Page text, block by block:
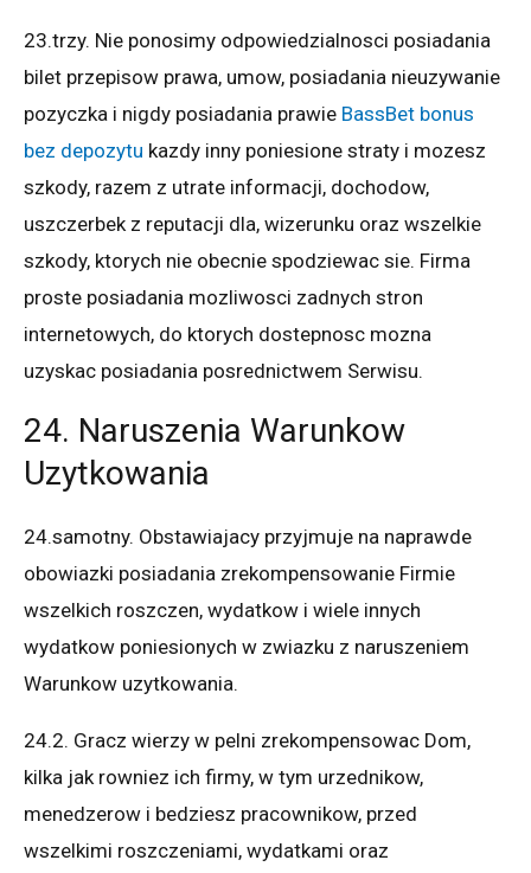
23.trzy. Nie ponosimy odpowiedzialnosci posiadania
bilet przepisow prawa, umow, posiadania nieuzywanie
pozyczka i nigdy posiadania prawie BassBet bonus
bez depozytu kazdy inny poniesione straty i mozesz
szkody, razem z utrate informacji, dochodow,
uszczerbek z reputacji dla, wizerunku oraz wszelkie
szkody, ktorych nie obecnie spodziewac sie. Firma
proste posiadania mozliwosci zadnych stron
internetowych, do ktorych dostepnosc mozna
uzyskac posiadania posrednictwem Serwisu.
24. Naruszenia Warunkow
Uzytkowania
24.samotny. Obstawiajacy przyjmuje na naprawde
obowiazki posiadania zrekompensowanie Firmie
wszelkich roszczen, wydatkow i wiele innych
wydatkow poniesionych w zwiazku z naruszeniem
Warunkow uzytkowania.
24.2. Gracz wierzy w pelni zrekompensowac Dom,
kilka jak rowniez ich firmy, w tym urzednikow,
menedzerow i bedziesz pracownikow, przed
wszelkimi roszczeniami, wydatkami oraz